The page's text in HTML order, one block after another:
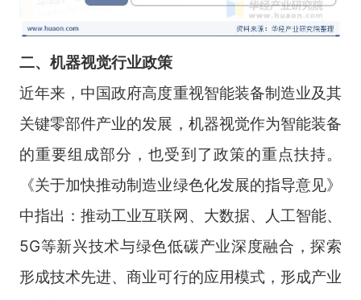
二、 机器视觉行业政策
近年来，中国政府高度重视智能装备制造业及其
关键零部件产业的发展，机器视觉作为智能装备
的重要组成部分，也受到了政策的重点扶持。
《关于加快推动制造业绿色化发展的指导意见》
中指出：推动工业互联网、大数据、人工智能、
5G等新兴技术与绿色低碳产业深度融合，探索
形成技术先进、商业可行的应用模式，形成产业